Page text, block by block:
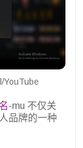
YouTube
-mu 不仅关
品牌的一种